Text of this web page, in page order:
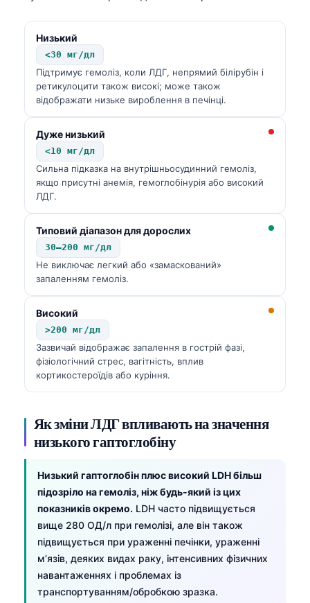
Низький
<30 мг/дл
Підтримує гемоліз, коли ЛДГ, непрямий білірубін і
ретикулоцити також високі; може також
відображати низьке вироблення в печінці.
Дуже низький
<10 мг/дл
Сильна підказка на внутрішньосудинний гемоліз,
якщо присутні анемія, гемоглобінурія або високий
ЛДГ.
Типовий діапазон для дорослих
30–200 мг/дл
Не виключає легкий або «замаскований»
запаленням гемоліз.
Високий
>200 мг/дл
Зазвичай відображає запалення в гострій фазі,
фізіологічний стрес, вагітність, вплив
кортикостероїдів або куріння.
Як зміни ЛДГ впливають на значення
низького гаптоглобіну
Низький гаптоглобін плюс високий LDH більш
підозріло на гемоліз, ніж будь-який із цих
показників окремо. LDH часто підвищується
вище 280 ОД/л при гемолізі, але він також
підвищується при ураженні печінки, ураженні
м’язів, деяких видах раку, інтенсивних фізичних
навантаженнях і проблемах із
транспортуванням/обробкою зразка.